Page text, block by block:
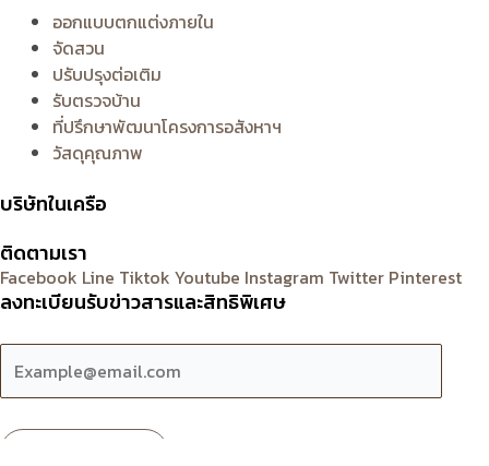
ออกแบบตกแต่งภายใน
จัดสวน
ปรับปรุงต่อเติม
รับตรวจบ้าน
ที่ปรึกษาพัฒนาโครงการอสังหาฯ
วัสดุคุณภาพ
บริษัทในเครือ
ติดตามเรา
Facebook Line Tiktok Youtube Instagram Twitter Pinterest
ลงทะเบียนรับข่าวสารและสิทธิพิเศษ